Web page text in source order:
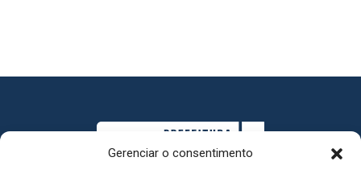
Gerenciar o consentimento